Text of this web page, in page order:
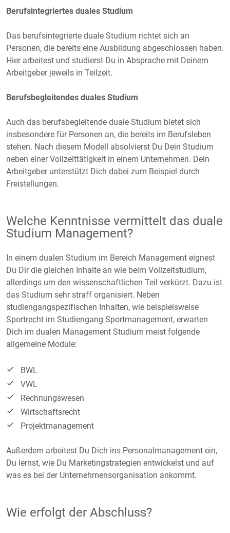
Berufsintegriertes duales Studium
Das berufsintegrierte duale Studium richtet sich an
Personen, die bereits eine Ausbildung abgeschlossen haben.
Hier arbeitest und studierst Du in Absprache mit Deinem
Arbeitgeber jeweils in Teilzeit.
Berufsbegleitendes duales Studium
Auch das berufsbegleitende duale Studium bietet sich
insbesondere für Personen an, die bereits im Berufsleben
stehen. Nach diesem Modell absolvierst Du Dein Studium
neben einer Vollzeittätigkeit in einem Unternehmen. Dein
Arbeitgeber unterstützt Dich dabei zum Beispiel durch
Freistellungen.
Welche Kenntnisse vermittelt das duale
Studium Management?
In einem dualen Studium im Bereich Management eignest
Du Dir die gleichen Inhalte an wie beim Vollzeitstudium,
allerdings um den wissenschaftlichen Teil verkürzt. Dazu ist
das Studium sehr straff organisiert. Neben
studiengangspezifischen Inhalten, wie beispielsweise
Sportrecht im Studiengang Sportmanagement, erwarten
Dich im dualen Management Studium meist folgende
allgemeine Module:
BWL
VWL
Rechnungswesen
Wirtschaftsrecht
Projektmanagement
Außerdem arbeitest Du Dich ins Personalmanagement ein,
Du lernst, wie Du Marketingstrategien entwickelst und auf
was es bei der Unternehmensorganisation ankommt.
Wie erfolgt der Abschluss?